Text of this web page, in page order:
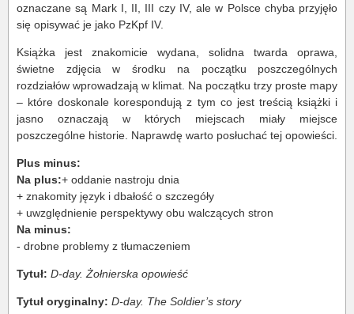
oznaczane są Mark I, II, III czy IV, ale w Polsce chyba przyjęło
się opisywać je jako PzKpf IV.
Książka jest znakomicie wydana, solidna twarda oprawa,
świetne zdjęcia w środku na początku poszczególnych
rozdziałów wprowadzają w klimat. Na początku trzy proste mapy
– które doskonale korespondują z tym co jest treścią książki i
jasno oznaczają w których miejscach miały miejsce
poszczególne historie. Naprawdę warto posłuchać tej opowieści.
Plus minus:
Na plus:+ oddanie nastroju dnia
+ znakomity język i dbałość o szczegóły
+ uwzględnienie perspektywy obu walczących stron
Na minus:
- drobne problemy z tłumaczeniem
Tytuł: D-day. Żołnierska opowieść
Tytuł oryginalny: D-day. The Soldier’s story